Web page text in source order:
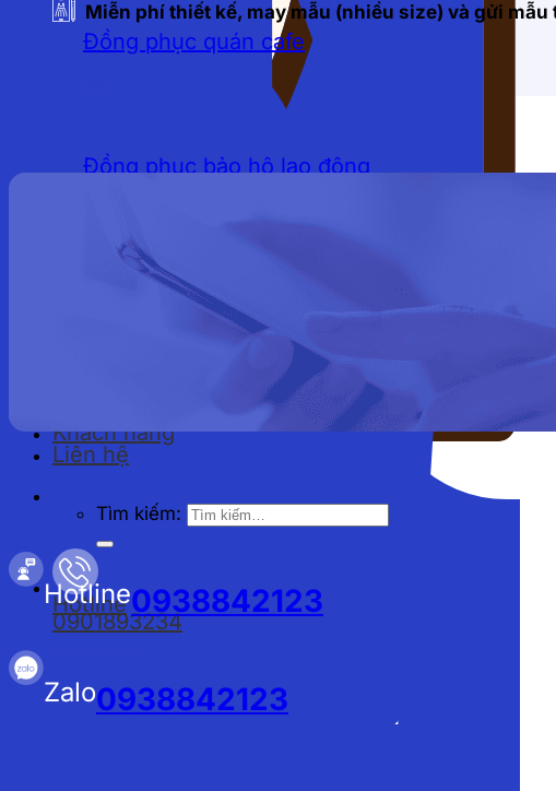
Đồng phục quán cafe
Đồng phục bảo hộ lao động
Đồng phục bảo vệ
Đồng phục công nhân
Khách hàng
Liên hệ
Tìm kiếm:
Hotline
0901893234
Miễn phí thiết kế, may mẫu (nhiều size) và gửi
Hotline0938842123
Zalo0938842123